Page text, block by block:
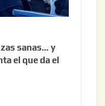
sanas… y
el que da el